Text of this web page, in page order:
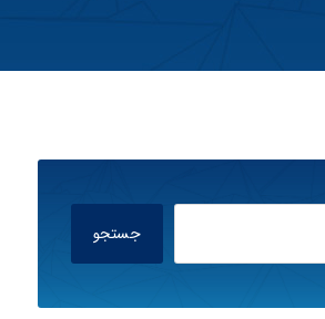
جستجو